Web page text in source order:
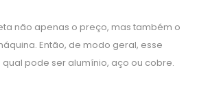
não apenas o preço, mas também o
Então, de modo geral, esse
pode ser alumínio, aço ou cobre.